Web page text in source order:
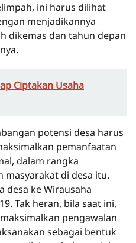
ini harus dilihat
menjadikannya
dikemas dan tahun depan
Ciptakan Usaha
potensi desa harus
pemanfaatan
dalam rangka
masyarakat di desa itu.
desa ke Wirausaha
Tak heran, bila saat ini,
pengawalan
sebagai bentuk